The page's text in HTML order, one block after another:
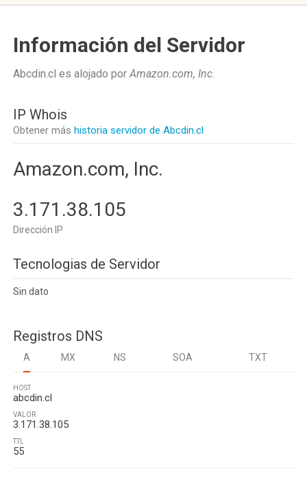
Información del Servidor
Abcdin.cl es alojado porAmazon.com, Inc.
IP Whois
Obtener más historia servidor de Abcdin.cl
Amazon.com, Inc.
3.171.38.105
Dirección IP
Tecnologias de Servidor
Sin dato
Registros DNS
A MX NS SOA TXT
HOST
abcdin.cl
VALOR
3.171.38.105
TTL
55